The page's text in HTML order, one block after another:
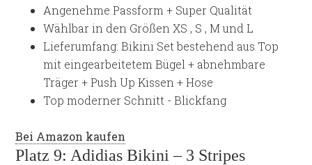
Angenehme Passform + Super Qualität
Wählbar in den Größen XS , S , M und L
Lieferumfang: Bikini Set bestehend aus Top
mit eingearbeitetem Bügel + abnehmbare
Träger + Push Up Kissen + Hose
Top moderner Schnitt - Blickfang
Bei Amazon kaufen
Platz 9: Adidias Bikini – 3 Stripes